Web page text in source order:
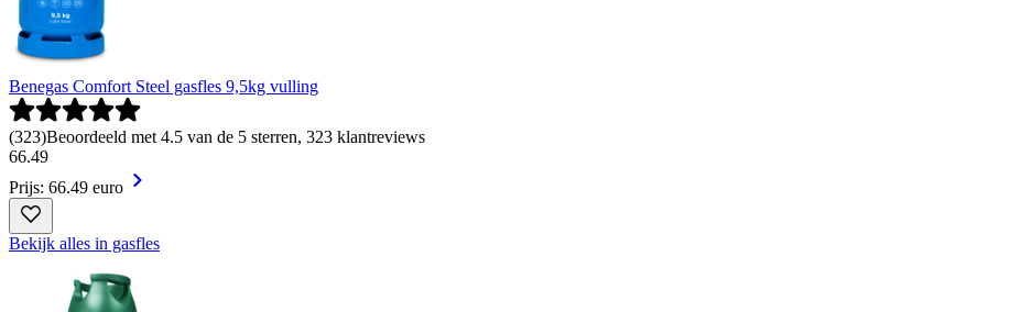
Benegas Comfort Steel gasfles 9,5kg vulling
(323)Beoordeeld met 4.5 van de 5 sterren, 323 klantreviews
66.49
Prijs: 66.49 euro
Bekijk alles in gasfles